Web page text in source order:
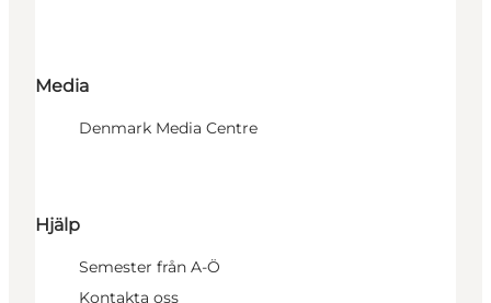
Media
Denmark Media Centre
Hjälp
Semester från A-Ö
Kontakta oss